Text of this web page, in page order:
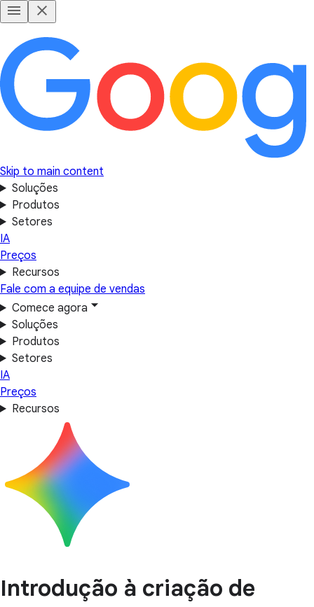
Skip to main content
Soluções
Produtos
Setores
IA
Preços
Recursos
Fale com a equipe de vendas
Comece agora
Soluções
Produtos
Setores
IA
Preços
Recursos
Introdução à criação de